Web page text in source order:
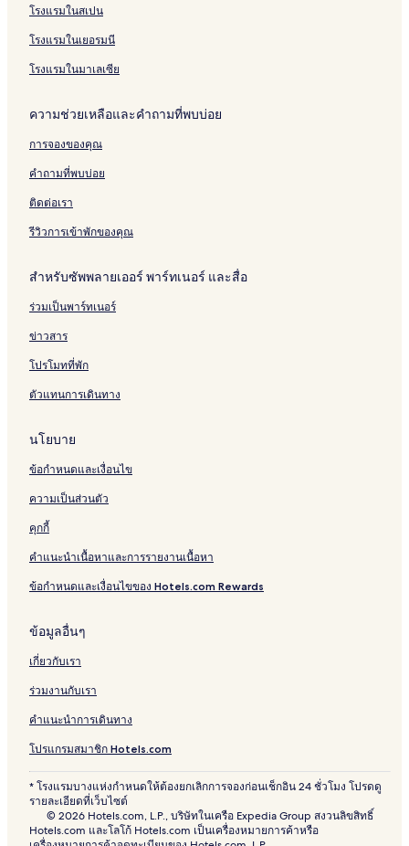
โรงแรมมีที่จอดรถใน กรุงเทพ
โรงแรมใกล้ สถานีรถไฟฟ้า BTS ชิดลม
โรงแรมใกล้ จุฬาลงกรณ์มหาวิทยาลัย
โรงแรมใกล้ เซ็นทรัลเวิลด์
โรงแรม 3 ดาวใน กรุงเทพ
โรงแรมสำหรับครอบครัวใน กรุงเทพ
โรงแรมใกล้ ศูนย์การค้าสามย่านมิตรทาวน์
โรงแรมใกล้ ตลาดประตูน้ํา
โรงแรมใกล้ สีลมคอมเพล็กซ์
โรงแรมบูติกใน กรุงเทพ
เซอร์วิสอพาร์ตเมนต์ ใน กรุงเทพ
โรงแรม 4 ดาวใน กรุงเทพ
โรงแรมใกล้ Central Embassy
โรงแรมใกล้ หอประชุมกองทัพเรือ
โรงแรมใกล้ สถานีบีทีเอสสยาม
โรงแรมมีสระว่ายน้ำใน กรุงเทพ
โรงแรมใกล้ สถานทูตสหรัฐอเมริกา
โรงแรมราคาถูกใน คลองเตย
โรงแรมใกล้ ซอยคาวบอย
โรงแรมราคาถูกใน กรุงเทพ
โรงแรมใกล้ โรงพยาบาลรามาธิบดี
โรงแรมใกล้ โคเรียทาวน์
โรงแรมใกล้ โรงพยาบาลเลิดสิน
โรงแรมสัตว์เลี้ยงเข้าพักได้ใน กรุงเทพ
โรงแรมใกล้ โรงพยาบาลบํารุงราษฏร์
โรงแรม ลุมพินี
โรงแรมใกล้ สยามพารากอน
โรงแรมในสเปน
โรงแรมในเยอรมนี
โรงแรมในมาเลเซีย
ความช่วยเหลือและคำถามที่พบบ่อย
การจองของคุณ
คำถามที่พบบ่อย
ติดต่อเรา
รีวิวการเข้าพักของคุณ
สำหรับซัพพลายเออร์ พาร์ทเนอร์ และสื่อ
ร่วมเป็นพาร์ทเนอร์
ข่าวสาร
โปรโมทที่พัก
ตัวแทนการเดินทาง
นโยบาย
ข้อกำหนดและเงื่อนไข
ความเป็นส่วนตัว
คุกกี้
คำแนะนำเนื้อหาและการรายงานเนื้อหา
ข้อกำหนดและเงื่อนไขของ Hotels.com Rewards
ข้อมูลอื่นๆ
เกี่ยวกับเรา
ร่วมงานกับเรา
คำแนะนำการเดินทาง
โปรแกรมสมาชิก Hotels.com
* โรงแรมบางแห่งกำหนดให้ต้องยกเลิกการจองก่อนเช็กอิน 24 ชั่วโมง โปรดดู
รายละเอียดที่เว็บไซต์
© 2026 Hotels.com, L.P., บริษัทในเครือ Expedia Group สงวนลิขสิทธิ์
Hotels.com และโลโก้ Hotels.com เป็นเครื่องหมายการค้าหรือ